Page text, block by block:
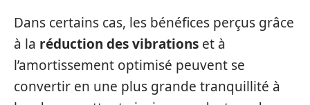
Dans certains cas, les bénéfices perçus grâce
à la réduction des vibrations et à
l’amortissement optimisé peuvent se
convertir en une plus grande tranquillité à